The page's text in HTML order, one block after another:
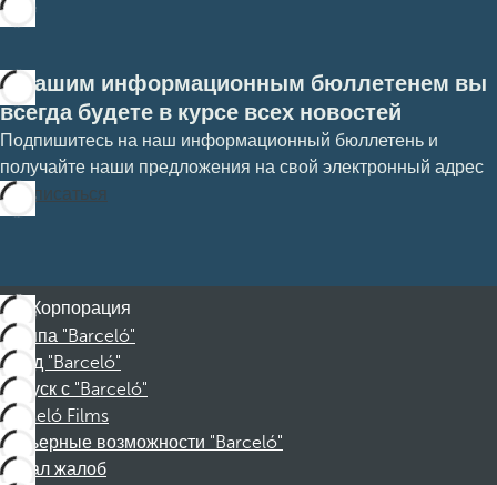
С нашим информационным бюллетенем вы
всегда будете в курсе всех новостей
Подпишитесь на наш информационный бюллетень и
получайте наши предложения на свой электронный адрес
Подписаться
Корпорация
Группа "Barceló"
Фонд "Barceló"
Отпуск с "Barceló"
Barceló Films
Карьерные возможности "Barceló"
Канал жалоб